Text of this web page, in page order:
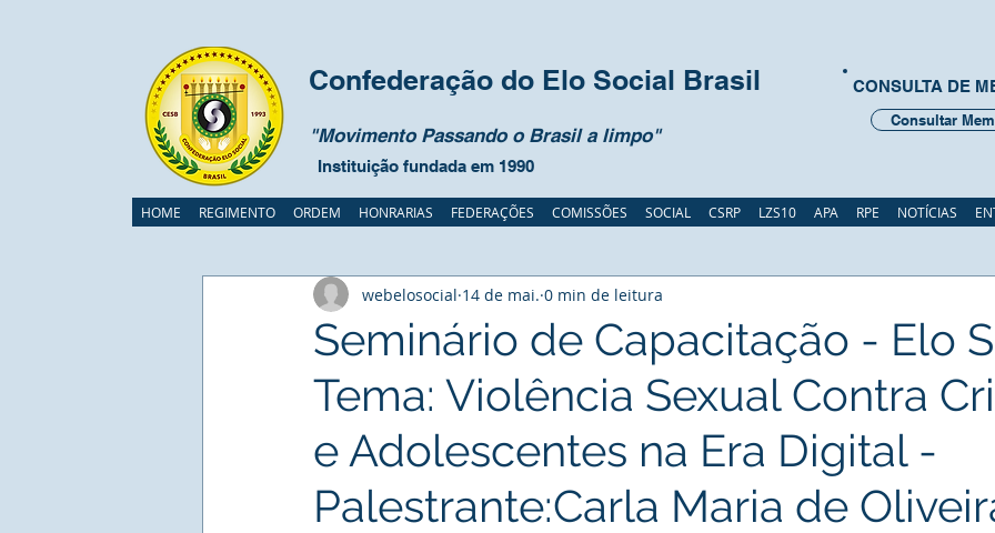
Confederação do Elo Social Brasil
"Movimento Passando o Brasil a limpo"
Instituição fundada em 1990
CONSULTA DE
Consultar
Seminário de Capacitação - Elo
Tema: Violência Sexual Contra
e Adolescentes na Era Digital -
Palestrante:Carla Maria de
webelosocial 14 de mai. 0 min de leitura
HOME REGIMENTO ORDEM HONRARIAS FEDERAÇÕES COMISSÕES SOCIAL CSRP LZS10 APA RPE NOTÍCIAS